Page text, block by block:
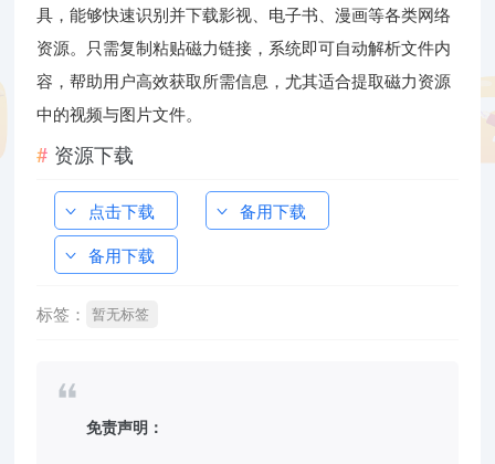
具，能够快速识别并下载影视、电子书、漫画等各类网络
资源。只需复制粘贴磁力链接，系统即可自动解析文件内
容，帮助用户高效获取所需信息，尤其适合提取磁力资源
中的视频与图片文件。
资源下载
点击下载
备用下载
备用下载
标签： 暂无标签
免责声明：